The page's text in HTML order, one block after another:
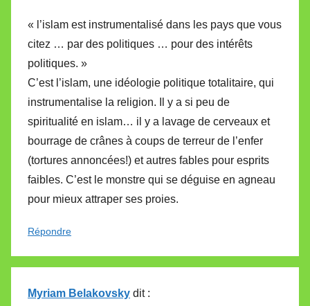
« l’islam est instrumentalisé dans les pays que vous
citez … par des politiques … pour des intérêts
politiques. »
C’est l’islam, une idéologie politique totalitaire, qui
instrumentalise la religion. Il y a si peu de
spiritualité en islam… il y a lavage de cerveaux et
bourrage de crânes à coups de terreur de l’enfer
(tortures annoncées!) et autres fables pour esprits
faibles. C’est le monstre qui se déguise en agneau
pour mieux attraper ses proies.
Répondre
Myriam Belakovsky dit :